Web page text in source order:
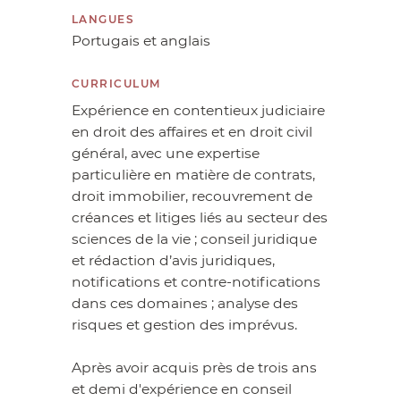
LANGUES
Portugais et anglais
CURRICULUM
Expérience en contentieux judiciaire
en droit des affaires et en droit civil
général, avec une expertise
particulière en matière de contrats,
droit immobilier, recouvrement de
créances et litiges liés au secteur des
sciences de la vie ; conseil juridique
et rédaction d’avis juridiques,
notifications et contre-notifications
dans ces domaines ; analyse des
risques et gestion des imprévus.
Après avoir acquis près de trois ans
et demi d'expérience en conseil